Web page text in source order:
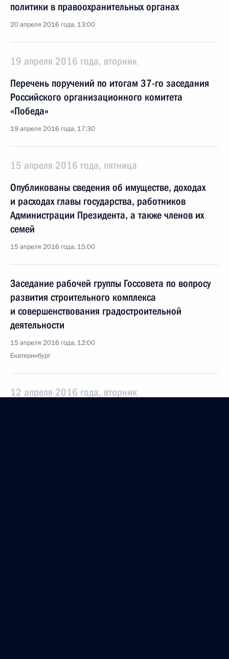
политики в правоохранительных органах
20 апреля 2016 года, 13:00
19 апреля 2016 года, вторник
Перечень поручений по итогам 37-го заседания
Российского организационного комитета
«Победа»
19 апреля 2016 года, 17:30
15 апреля 2016 года, пятница
Опубликованы сведения об имуществе, доходах
и расходах главы государства, работников
Администрации Президента, а также членов их
семей
15 апреля 2016 года, 15:00
Заседание рабочей группы Госсовета по вопросу
развития строительного комплекса
и совершенствования градостроительной
деятельности
15 апреля 2016 года, 12:00
Екатеринбург
12 апреля 2016 года, вторник